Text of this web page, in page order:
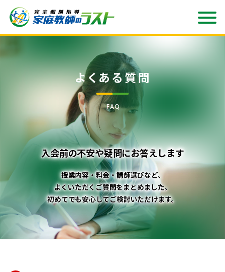
よくある質問
FAQ
入会前の不安や疑問にお答えします
授業内容・料金・講師選びなど、
よくいただくご質問をまとめました。
初めてでも安心してご検討いただけます。